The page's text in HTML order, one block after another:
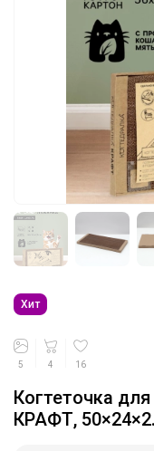
Хит
5 4 16
Когтеточка
КРАФТ,